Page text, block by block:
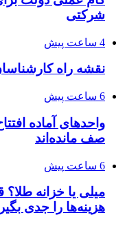
شرکتی
4 ساعت پیش
نقشه راه
6 ساعت پیش
واحدهای آماده
صف مانده‌اند
6 ساعت پیش
میلی یا خزانه طلا؟
هزینه‌ها را جدی